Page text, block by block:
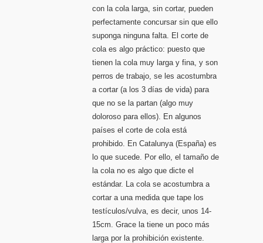
con la cola larga, sin cortar, pueden
perfectamente concursar sin que ello
suponga ninguna falta. El corte de
cola es algo práctico: puesto que
tienen la cola muy larga y fina, y son
perros de trabajo, se les acostumbra
a cortar (a los 3 días de vida) para
que no se la partan (algo muy
doloroso para ellos). En algunos
países el corte de cola está
prohibido. En Catalunya (España) es
lo que sucede. Por ello, el tamaño de
la cola no es algo que dicte el
estándar. La cola se acostumbra a
cortar a una medida que tape los
testículos/vulva, es decir, unos 14-
15cm. Grace la tiene un poco más
larga por la prohibición existente.